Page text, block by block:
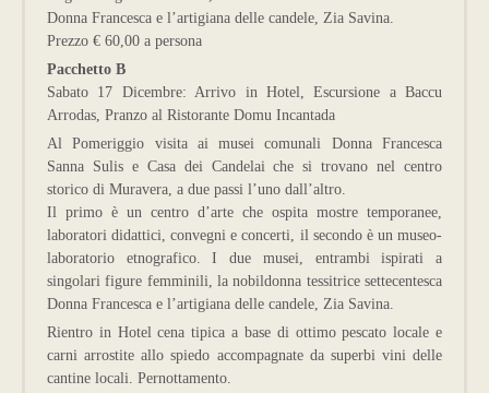
Donna Francesca e l’artigiana delle candele, Zia Savina.
Prezzo € 60,00 a persona
Pacchetto B
Sabato 17 Dicembre: Arrivo in Hotel, Escursione a Baccu
Arrodas, Pranzo al Ristorante Domu Incantada
Al Pomeriggio visita ai musei comunali Donna Francesca
Sanna Sulis e Casa dei Candelai che si trovano nel centro
storico di Muravera, a due passi l’uno dall’altro.
Il primo è un centro d’arte che ospita mostre temporanee,
laboratori didattici, convegni e concerti, il secondo è un museo-
laboratorio etnografico. I due musei, entrambi ispirati a
singolari figure femminili, la nobildonna tessitrice settecentesca
Donna Francesca e l’artigiana delle candele, Zia Savina.
Rientro in Hotel cena tipica a base di ottimo pescato locale e
carni arrostite allo spiedo accompagnate da superbi vini delle
cantine locali. Pernottamento.